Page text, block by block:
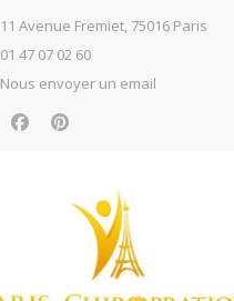
11 Avenue Fremiet, 75016 Paris
01 47 07 02 60
Nous envoyer un email